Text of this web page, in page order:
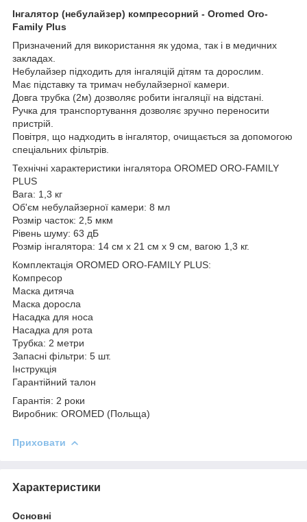
Інгалятор (небулайзер) компресорний - Oromed Oro-
Family Plus
Призначений для використання як удома, так і в медичних
закладах.
Небулайзер підходить для інгаляцій дітям та дорослим.
Має підставку та тримач небулайзерної камери.
Довга трубка (2м) дозволяє робити інгаляції на відстані.
Ручка для транспортування дозволяє зручно переносити
пристрій.
Повітря, що надходить в інгалятор, очищається за допомогою
спеціальних фільтрів.
Технічні характеристики інгалятора OROMED ORO-FAMILY
PLUS
Вага: 1,3 кг
Об'єм небулайзерної камери: 8 мл
Розмір часток: 2,5 мкм
Рівень шуму: 63 дБ
Розмір інгалятора: 14 см х 21 см х 9 см, вагою 1,3 кг.
Комплектація OROMED ORO-FAMILY PLUS:
Компресор
Маска дитяча
Маска доросла
Насадка для носа
Насадка для рота
Трубка: 2 метри
Запасні фільтри: 5 шт.
Інструкція
Гарантійний талон
Гарантія: 2 роки
Виробник: OROMED (Польща)
Приховати
Характеристики
Основні